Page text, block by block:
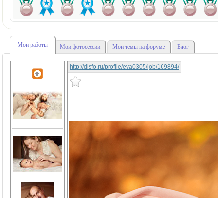
Мои работы Мои фотосессии Мои темы на форуме Блог
http://disfo.ru/profile/eva0305/job/169894/